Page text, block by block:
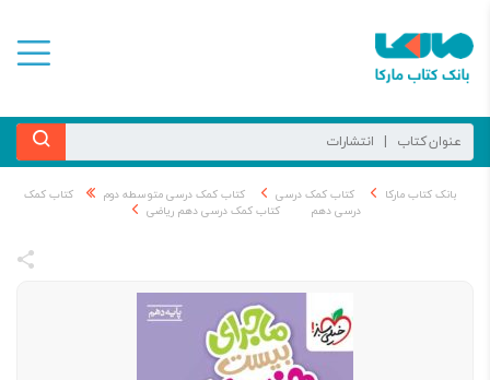
بانک کتاب مارکا کتاب کمک درسی کتاب کمک درسی متوسطه دوم
کتاب کمک
درسی دهم
کتاب کمک درسی دهم ریاضی